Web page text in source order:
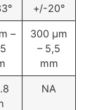
+/-20°
–
300 μm
– 5,5
mm
NA